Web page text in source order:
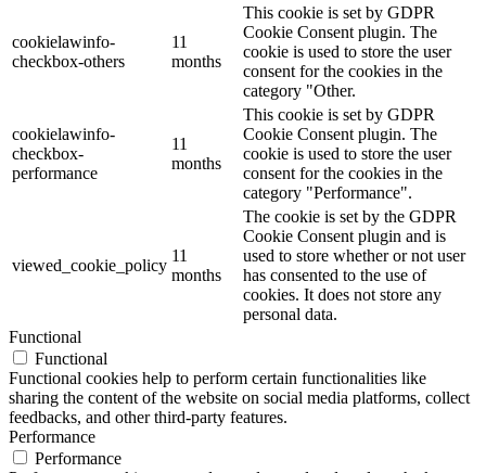
cookielawinfo-
checkbox-others
11
months
This cookie is set by GDPR
Cookie Consent plugin. The
cookie is used to store the user
consent for the cookies in the
category "Other.
cookielawinfo-
checkbox-
performance
11
months
This cookie is set by GDPR
Cookie Consent plugin. The
cookie is used to store the user
consent for the cookies in the
category "Performance".
viewed_cookie_policy
11
months
The cookie is set by the GDPR
Cookie Consent plugin and is
used to store whether or not user
has consented to the use of
cookies. It does not store any
personal data.
Functional
Functional
Functional cookies help to perform certain functionalities like
sharing the content of the website on social media platforms, collect
feedbacks, and other third-party features.
Performance
Performance